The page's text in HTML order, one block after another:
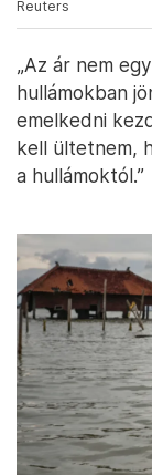
Reuters
„Az ár nem
hullámokban
emelkedni
kell ültetnem,
a hullámoktól.”